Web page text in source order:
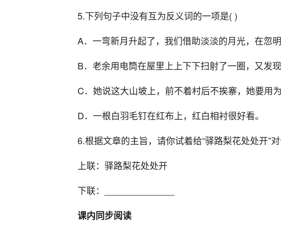
5.下列句子中没有互为反义词的一项是( )
A．一弯新月升起了，我们借助淡淡的月光，在忽
B．老余用电筒在屋里上上下下扫射了一圈，又
C．她说这大山坡上，前不着村后不挨寨，她要用
D．一根白羽毛钉在红布上，红白相衬很好看。
6.根据文章的主旨，请你试着给“驿路梨花处处开”对
上联：驿路梨花处处开
下联：______________
课内同步阅读